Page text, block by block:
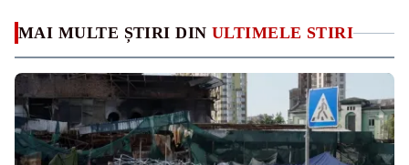
MAI MULTE ȘTIRI DIN ULTIMELE STIRI